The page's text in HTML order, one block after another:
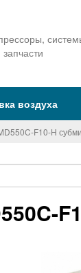
воздуха
F10-H